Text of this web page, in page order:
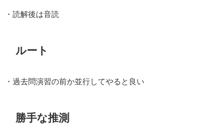
・読解後は音読
ルート
・過去問演習の前か並行してやると良い
勝手な推測